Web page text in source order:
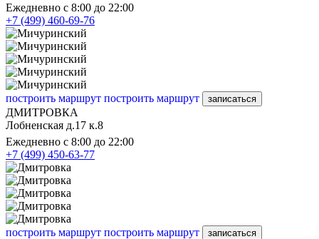
Ежедневно с 8:00 до 22:00
+7 (499) 460-69-76
построить маршрут построить маршрут записаться
ДМИТРОВКА
Лобненская д.17 к.8
Ежедневно с 8:00 до 22:00
+7 (499) 450-63-77
построить маршрут построить маршрут записаться